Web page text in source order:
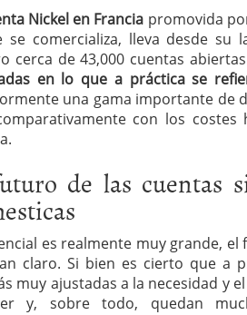
Nickel en Francia promovida
se comercializa, lleva desde su
cerca de 43,000 cuentas
en lo que a práctica se
una gama importante de
con los
de las cuentas
es realmente muy grande,
claro. Si bien es cierto que a
muy ajustadas a la necesidad y
y, sobre todo, quedan